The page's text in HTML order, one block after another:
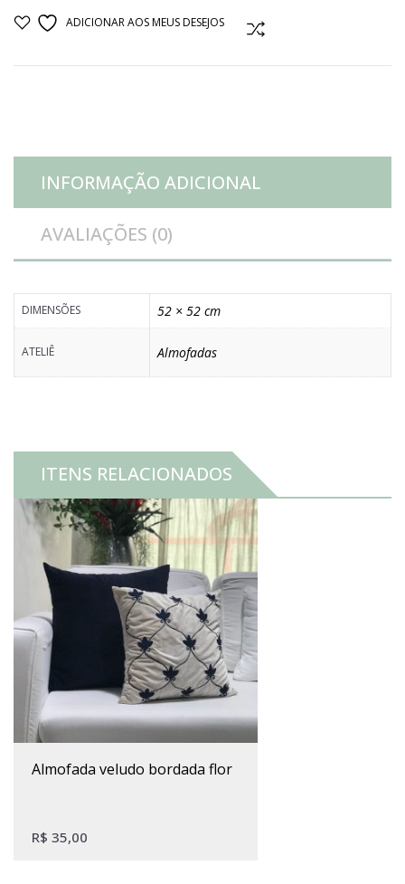
azul ADICIONAR AOS MEUS DESEJOS
INFORMAÇÃO ADICIONAL
AVALIAÇÕES (0)
DIMENSÕES 52 × 52 cm
ATELIÊ Almofadas
ITENS RELACIONADOS
almofada veludo bordada flor
R$ 35,00